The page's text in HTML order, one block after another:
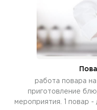
работа повара
приготовление
мероприятия. 1 повар